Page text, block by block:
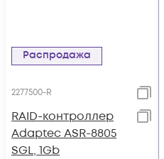
Распродажа
2277500-R
RAID-контроллер
Adaptec ASR-8805
SGL, 1Gb